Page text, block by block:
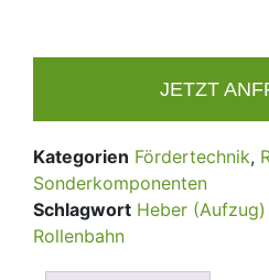
JETZT
Kategorien Fördertechnik,
Sonderkomponenten
Schlagwort Heber
Rollenbahn